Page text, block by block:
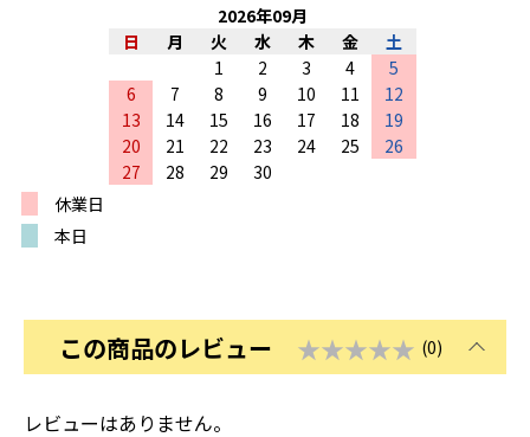
2026年09月
日
月 火 水 木 金
土
1
2 3 4
5
6
7 8 9 10 11
12
13
14 15 16 17 18
19
20
21 22 23 24 25
26
27
28 29
30
休業日
本日
この商品のレビュー ★★★★★ (0)
レビューはありません。